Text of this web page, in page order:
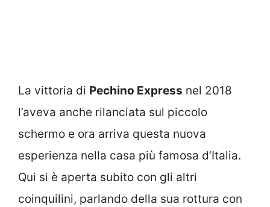
La vittoria di Pechino Express nel 2018
l’aveva anche rilanciata sul piccolo
schermo e ora arriva questa nuova
esperienza nella casa più famosa d’Italia.
Qui si è aperta subito con gli altri
coinquilini, parlando della sua rottura con